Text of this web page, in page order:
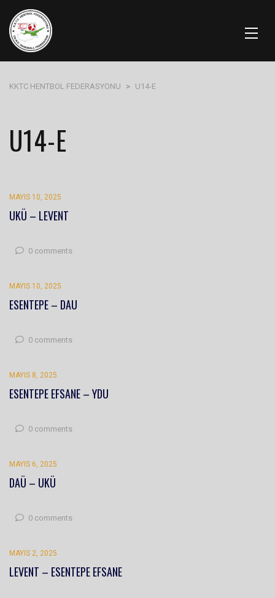
KKTC HENTBOL FEDERASYONU > U14-E
U14-E
MAYIS 10, 2025
UKÜ – LEVENT
0 comments
MAYIS 10, 2025
ESENTEPE – DAU
0 comments
MAYIS 8, 2025
ESENTEPE EFSANE – YDU
0 comments
MAYIS 6, 2025
DAÜ – UKÜ
0 comments
MAYIS 2, 2025
LEVENT – ESENTEPE EFSANE